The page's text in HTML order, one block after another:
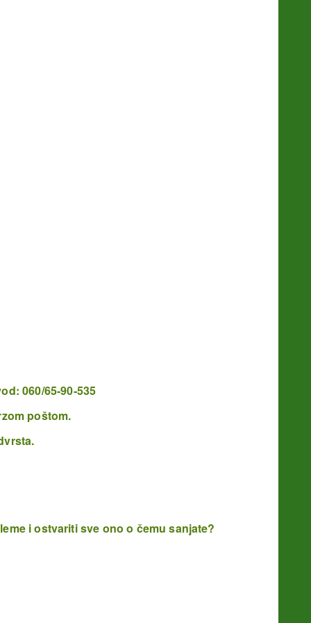
060/65-90-535
poštom.
i ostvariti sve ono o čemu sanjate?